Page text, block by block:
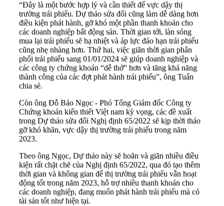
“Đây là một bước hợp lý và cần thiết để vực dậy thị
trường trái phiếu. Dự thảo sửa đổi cũng làm dễ dàng hơn
điều kiện phát hành, gỡ khó một phần thanh khoản cho
các doanh nghiệp bất động sản. Thời gian tới, làn sóng
mua lại trái phiếu sẽ hạ nhiệt và áp lực đáo hạn trái phiếu
cũng nhẹ nhàng hơn. Thứ hai, việc giãn thời gian phân
phối trái phiếu sang 01/01/2024 sẽ giúp doanh nghiệp và
các công ty chứng khoán “dễ thở” hơn và tăng khả năng
thành công của các đợt phát hành trái phiếu”, ông Tuấn
chia sẻ.
Còn ông Đỗ Bảo Ngọc - Phó Tổng Giám đốc Công ty
Chứng khoán kiến thiết Việt nam kỳ vọng, các đề xuất
trong Dự thảo sửa đổi Nghị định 65/2022 sẽ kịp thời tháo
gỡ khó khăn, vực dậy thị trường trái phiếu trong năm
2023.
Theo ông Ngọc, Dự thảo này sẽ hoãn và giãn nhiều điều
kiện rất chặt chẽ của Nghị định 65/2022, qua đó tạo thêm
thời gian và không gian để thị trường trái phiếu vẫn hoạt
động tốt trong năm 2023, hỗ trợ nhiều thanh khoản cho
các doanh nghiệp, đang muốn phát hành trái phiếu mà có
tài sản tốt như hiện tại.